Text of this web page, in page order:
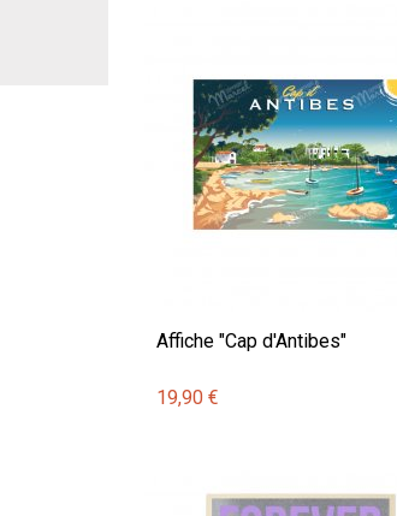
Affiche "Cap d'Antibes"
19,90 €